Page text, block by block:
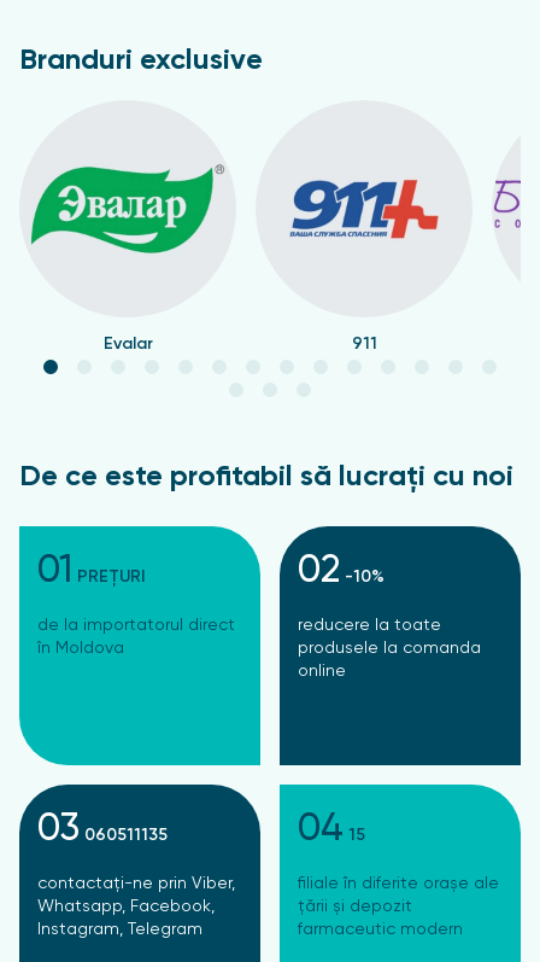
medic.
Branduri exclusive
Evalar 911
De ce este profitabil să lucrați cu noi
01 PREȚURI
de la importatorul direct
în Moldova
02 -10%
reducere la toate
produsele la comanda
online
03 060511135
contactați-ne prin Viber,
Whatsapp, Facebook,
Instagram, Telegram
04 15
filiale în diferite orașe ale
țării și depozit
farmaceutic modern